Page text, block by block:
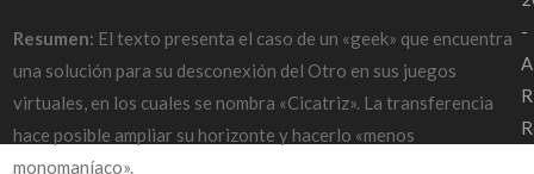
Resumen: El texto presenta el caso de un «geek» que encuentra
una solución para su desconexión del Otro en sus juegos
virtuales, en los cuales se nombra «Cicatriz». La transferencia
hace posible ampliar su horizonte y hacerlo «menos
monomaníaco».
-